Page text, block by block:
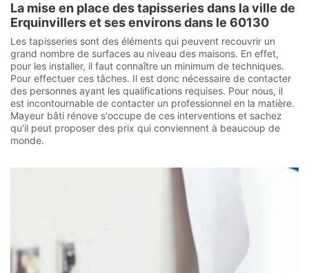
La mise en place des tapisseries dans la ville de
Erquinvillers et ses environs dans le 60130
Les tapisseries sont des éléments qui peuvent recouvrir un
grand nombre de surfaces au niveau des maisons. En effet,
pour les installer, il faut connaître un minimum de techniques.
Pour effectuer ces tâches. Il est donc nécessaire de contacter
des personnes ayant les qualifications requises. Pour nous, il
est incontournable de contacter un professionnel en la matière.
Mayeur bâti rénove s'occupe de ces interventions et sachez
qu'il peut proposer des prix qui conviennent à beaucoup de
monde.